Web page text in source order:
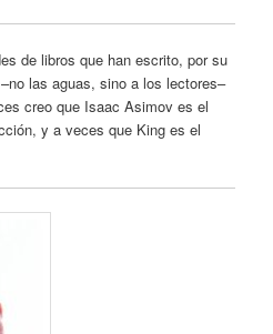
de libros que han escrito, por su
las aguas, sino a los lectores–
creo que Isaac Asimov es el
y a veces que King es el